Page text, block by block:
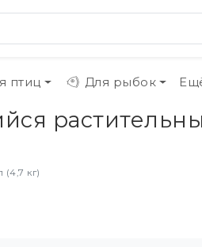
птиц Для рыбок
(4,7 кг)